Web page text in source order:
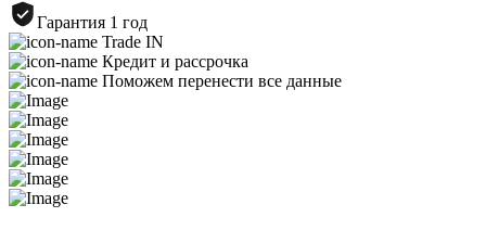
Гарантия 1 год
Trade IN
Кредит и рассрочка
Поможем перенести все данные